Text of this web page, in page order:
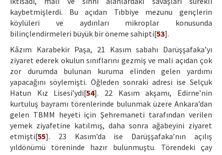
kaybetmişlerdi. Bu açıdan Tıbbiye mezunu gençlerin
köylüleri ve aydınları mikroplar konusunda
bilinçlendirmeleri büyük bir öneme sahipti[53].
Kâzım Karabekir Paşa, 21 Kasım sabahı Darüşşafaka’yı
ziyaret ederek okulun sınıflarını gezmiş ve mali açıdan çok
zor durumda bulunan kuruma elinden gelen yardımı
yapacağını söylemişti. Öğleden sonraki adresi ise Selçuk
Hatun Kız Lisesi’ydi[54]. 22 Kasım akşamı, Edirne’nin
kurtuluş bayramı törenlerinde bulunmak üzere Ankara’dan
gelen TBMM heyeti için Şehremaneti tarafından verilen
yemek ziyafetine katılmış, daha sonra ağabeyini ziyaret
etmişti[55]. 23 Kasım’da ise Darüşşafaka’nın açılış
yıldönümü töreninde hazır bulunmuştu. Törendeki çay